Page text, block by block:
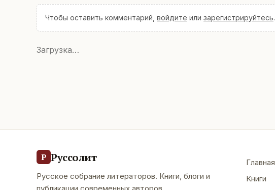
Чтобы оставить комментарий, войдите или зарегистрируйтесь.
Загрузка…
Р Руссолит
Русское собрание литераторов. Книги, блоги и
Главная
Книги